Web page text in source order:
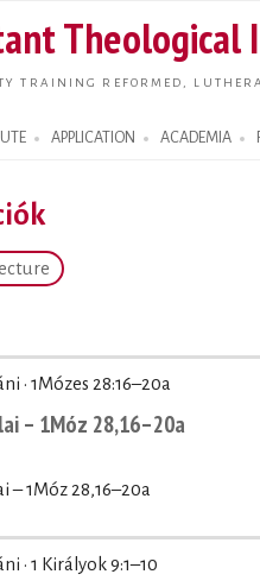
Theological
TRAINING REFORMED,
APPLICATION ACADEMIA
· 1Mózes 28:16–20a
– 1Móz 28,16–20a
– 1Móz 28,16–20a
· 1 Királyok 9:1–10